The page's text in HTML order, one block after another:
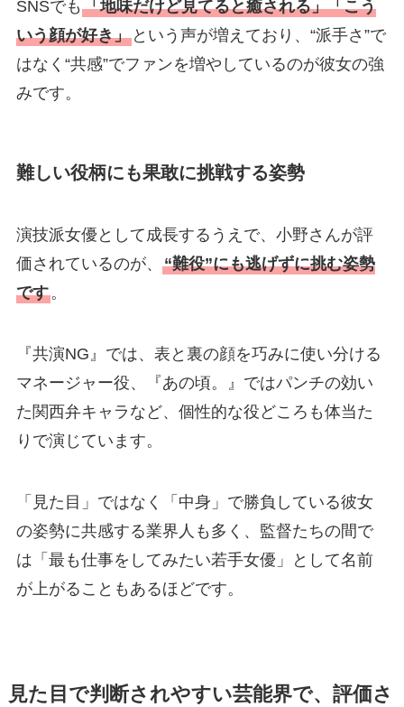
SNSでも 「地味だけど見てると癒される」「こう
いう顔が好き」という声が増えており、“派手さ”で
はなく“共感”でファンを増やしているのが彼女の強
みです。
難しい役柄にも果敢に挑戦する姿勢
演技派女優として成長するうえで、小野さんが評
価されているのが、 “難役”にも逃げずに挑む姿勢
です。
『共演NG』では、表と裏の顔を巧みに使い分ける
マネージャー役、『あの頃。』ではパンチの効い
た関西弁キャラなど、個性的な役どころも体当た
りで演じています。
「見た目」ではなく「中身」で勝負している彼女
の姿勢に共感する業界人も多く、監督たちの間で
は「最も仕事をしてみたい若手女優」として名前
が上がることもあるほどです。
見た目で判断されやすい芸能界で、評価さ